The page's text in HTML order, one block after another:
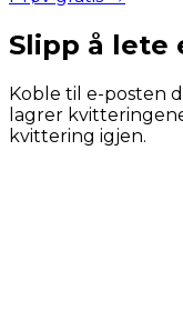
Slipp å
Koble til e-posten
lagrer
kvittering igjen.